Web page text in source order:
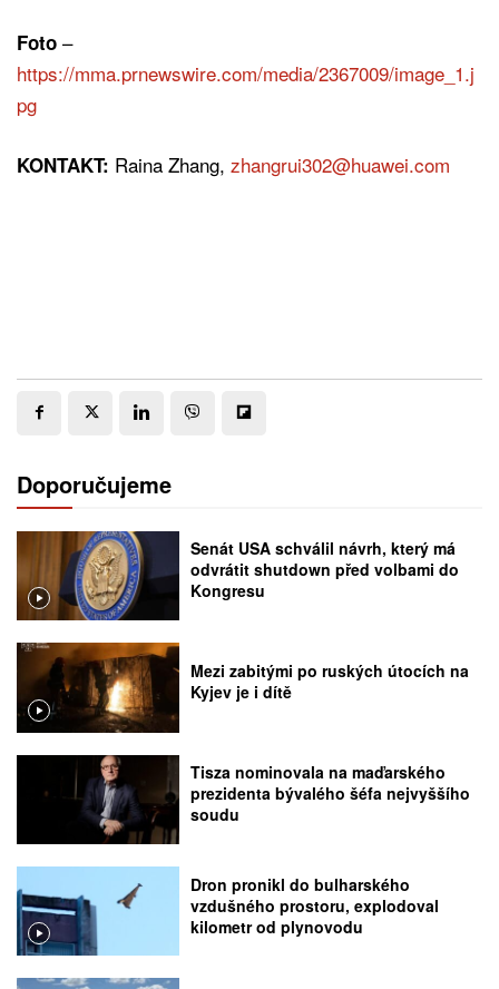
Foto –
https://mma.prnewswire.com/media/2367009/image_1.j
pg
KONTAKT: Raina Zhang, zhangrui302@huawei.com
Doporučujeme
Senát USA schválil návrh, který má
odvrátit shutdown před volbami do
Kongresu
Mezi zabitými po ruských útocích na
Kyjev je i dítě
Tisza nominovala na maďarského
prezidenta bývalého šéfa nejvyššího
soudu
Dron pronikl do bulharského
vzdušného prostoru, explodoval
kilometr od plynovodu